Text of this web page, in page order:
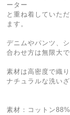
ーター
と重ね着していた
ます。
デニムやパンツ、
合わせ方は無限大で
素材は高密度で織
ナチュラルな洗い
素材：コットン88%